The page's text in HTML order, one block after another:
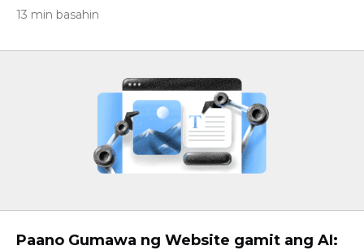
13 min basahin
Paano Gumawa ng Website gamit ang AI: